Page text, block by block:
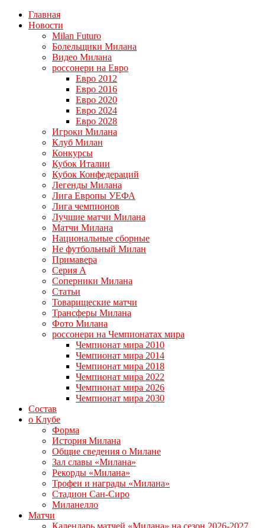
Главная
Новости
Milan Futuro
Болельщики Милана
Видео Милана
россонери на Евро
Евро 2012
Евро 2016
Евро 2020
Евро 2024
Евро 2028
Игроки Милана
Клуб Милан
Конкурсы
Кубок Италии
Кубок Конфедераций
Легенды Милана
Лига Европы УЕФА
Лига чемпионов
Лучшие матчи Милана
Матчи Милана
Национальные сборные
Не футбольный Милан
Примавера
Серия А
Соперники Милана
Статьи
Товарищеские матчи
Трансферы Милана
Фото Милана
россонери на Чемпионатах мира
Чемпионат мира 2010
Чемпионат мира 2014
Чемпионат мира 2018
Чемпионат мира 2022
Чемпионат мира 2026
Чемпионат мира 2030
Состав
о Клубе
Форма
История Милана
Общие сведения о Милане
Зал славы «Милана»
Рекорды «Милана»
Трофеи и награды «Милана»
Стадион Сан-Сиро
Миланелло
Матчи
Календарь матчей «Милана» на сезон 2026-2027